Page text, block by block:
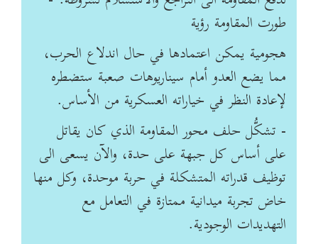
طورت المقاومة رؤية
هجومية يمكن اعتمادها في حال اندلاع الحرب،
مما يضع العدو أمام سيناريوهات صعبة ستضطره
لإعادة النظر في خياراته العسكرية من الأساس.
- تشكُّل حلف محور المقاومة الذي كان يقاتل
على أساس كل جبهة على حدة، والآن يسعى الى
توظيف قدراته المتشكلة في حربة موحدة، وكل منها
خاض تجربة ميدانية ممتازة في التعامل مع
التهديدات الوجودية.